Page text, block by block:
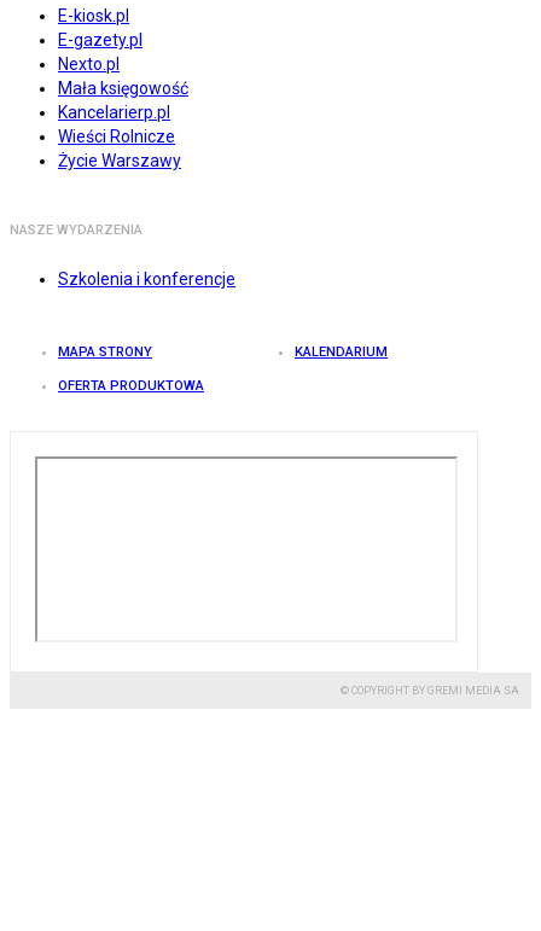
E-kiosk.pl
E-gazety.pl
Nexto.pl
Mała księgowość
Kancelarierp.pl
Wieści Rolnicze
Życie Warszawy
NASZE WYDARZENIA
Szkolenia i konferencje
MAPA STRONY KALENDARIUM
OFERTA PRODUKTOWA
© COPYRIGHT BY GREMI MEDIA SA